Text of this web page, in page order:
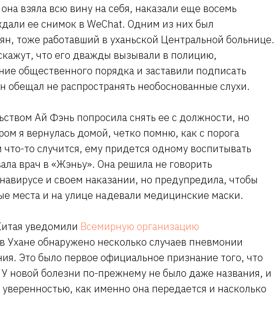
взяла всю вину на себя, наказали еще восемь
ее снимок в WeChat. Одним из них был
тоже работавший в уханьской Центральной больнице.
что его дважды вызывали в полицию,
общественного порядка и заставили подписать
обещал не распространять необоснованные слухи.
Ай Фэнь попросила снять ее с должности, но
я вернулась домой, четко помню, как с порога
что-то случится, ему придется одному воспитывать
врач в «Жэньу». Она решила не говорить
и своем наказании, но предупредила, чтобы
места и на улице надевали медицинские маски.
уведомили Всемирную организацию
Ухане обнаружено несколько случаев пневмонии
Это было первое официальное признание того, что
новой болезни по-прежнему не было даже названия, и
уверенностью, как именно она передается и насколько